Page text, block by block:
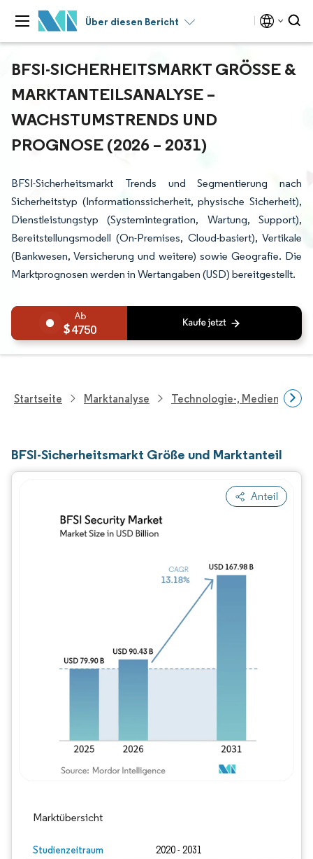
Über diesen Bericht
BFSI-SICHERHEITSMARKT GRÖSSE & M
ARKTANTEILSANALYSE – W
ACHSTUMSTRENDS UND P
ROGNOSE (2026 – 2031)
BFSI-Sicherheitsmarkt Trends und Segmentierung nach
Sicherheitstyp (Informationssicherheit, physische Sicherheit),
Dienstleistungstyp (Systemintegration, Wartung, Support),
Bereitstellungsmodell (On-Premises, Cloud-basiert), Vertikale
(Bankwesen, Versicherung und weitere) sowie Geografie. Die
Marktprognosen werden in Wertangaben (USD) bereitgestellt.
4750
Startseite Marktanalyse Technologie-, Medien- Und
BFSI-Sicherheitsmarkt Größe und Marktanteil
Anteil
Marktübersicht
Studienzeitraum 2020 - 2031
Bild © Mordor Intelligence.